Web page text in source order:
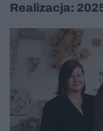
Realizacja: